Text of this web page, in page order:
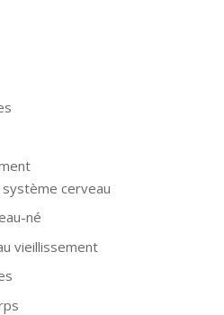
cerveau
né
vieillissement